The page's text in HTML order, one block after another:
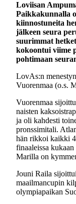
Loviisan
Paikkakunnalla
kiinnostuneita
jälkeen seura
suurimmat
kokoontui viime
pohtimaan
LovAs:n
Vuorenmaa (o.s.
Vuorenmaa
naisten
ja oli kahdesti
pronssimitali.
hän rikkoi kaikki
finaaleissa
Marilla on
Jouni Raila
maailmancupin
olympiapaikan